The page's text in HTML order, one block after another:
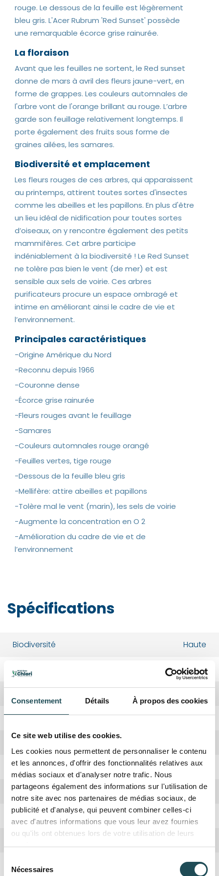
Consentement Détails À propos des cookies
Ce site web utilise des cookies.
Les cookies nous permettent de personnaliser le contenu
et les annonces, d'offrir des fonctionnalités relatives aux
médias sociaux et d'analyser notre trafic. Nous
partageons également des informations sur l'utilisation de
notre site avec nos partenaires de médias sociaux, de
publicité et d'analyse, qui peuvent combiner celles-ci
avec d'autres informations que vous leur avez fournies
ou qu'ils ont obtenues lors de votre utilisation de leurs
services.
Nécessaires
rouge. Le dessous de la feuille est légèrement
bleu gris. L'Acer Rubrum 'Red Sunset' possède
une remarquable écorce grise rainurée.
La floraison
Avant que les feuilles ne sortent, le Red sunset
donne de mars à avril des fleurs jaune-vert, en
forme de grappes. Les couleurs automnales de
l'arbre vont de l'orange brillant au rouge. L’arbre
garde son feuillage relativement longtemps. Il
porte également des fruits sous forme de
graines ailées, les samares.
Biodiversité et emplacement
Les fleurs rouges de ces arbres, qui apparaissent
au printemps, attirent toutes sortes d'insectes
comme les abeilles et les papillons. En plus d'être
un lieu idéal de nidification pour toutes sortes
d’oiseaux, on y rencontre également des petits
mammifères. Cet arbre participe
indéniablement à la biodiversité ! Le Red Sunset
ne tolère pas bien le vent (de mer) et est
sensible aux sels de voirie. Ces arbres
purificateurs procure un espace ombragé et
intime en améliorant ainsi le cadre de vie et
l’environnement.
Principales caractéristiques
-Origine Amérique du Nord
-Reconnu depuis 1966
-Couronne dense
-Écorce grise rainurée
-Fleurs rouges avant le feuillage
-Samares
-Couleurs automnales rouge orangé
-Feuilles vertes, tige rouge
-Dessous de la feuille bleu gris
-Mellifère: attire abeilles et papillons
-Tolère mal le vent (marin), les sels de voirie
-Augmente la concentration en O 2
-Amélioration du cadre de vie et de
l’environnement
Spécifications
Biodiversité Haute
Période de plantation Octobre, Avril
Couronne pyramidale à ovoïde
Rusticité Oui
Absorbation CO2 Haute
Hauteur adulte 15-18 mètres
Taillage Juin, Novembre -Décembre
Arbre nourricier
Fruits Samare en forme d'aile